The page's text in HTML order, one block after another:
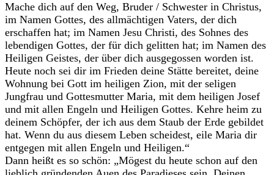
Mache dich auf den Weg, Bruder / Schwester in Christus,
im Namen Gottes, des allmächtigen Vaters, der dich
erschaffen hat; im Namen Jesu Christi, des Sohnes des
lebendigen Gottes, der für dich gelitten hat; im Namen des
Heiligen Geistes, der über dich ausgegossen worden ist.
Heute noch sei dir im Frieden deine Stätte bereitet, deine
Wohnung bei Gott im heiligen Zion, mit der seligen
Jungfrau und Gottesmutter Maria, mit dem heiligen Josef
und mit allen Engeln und Heiligen Gottes. Kehre heim zu
deinem Schöpfer, der ich aus dem Staub der Erde gebildet
hat. Wenn du aus diesem Leben scheidest, eile Maria dir
entgegen mit allen Engeln und Heiligen.“
Dann heißt es so schön: „Mögest du heute schon auf den